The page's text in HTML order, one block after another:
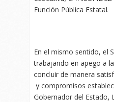
Función Pública Estatal.
En el mismo sentido, el
trabajando en apego a
concluir de manera
y compromisos
Gobernador del Estado,